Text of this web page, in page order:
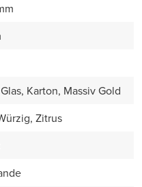
Karton, Massiv Gold
Zitrus